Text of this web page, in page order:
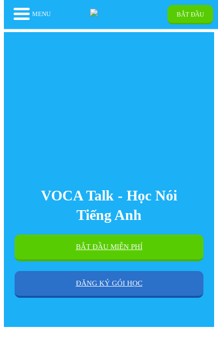
MENU BẮT ĐẦU
VOCA Talk - Học Nói
Tiếng Anh
BẮT ĐẦU MIỄN PHÍ
ĐĂNG KÝ GÓI HỌC